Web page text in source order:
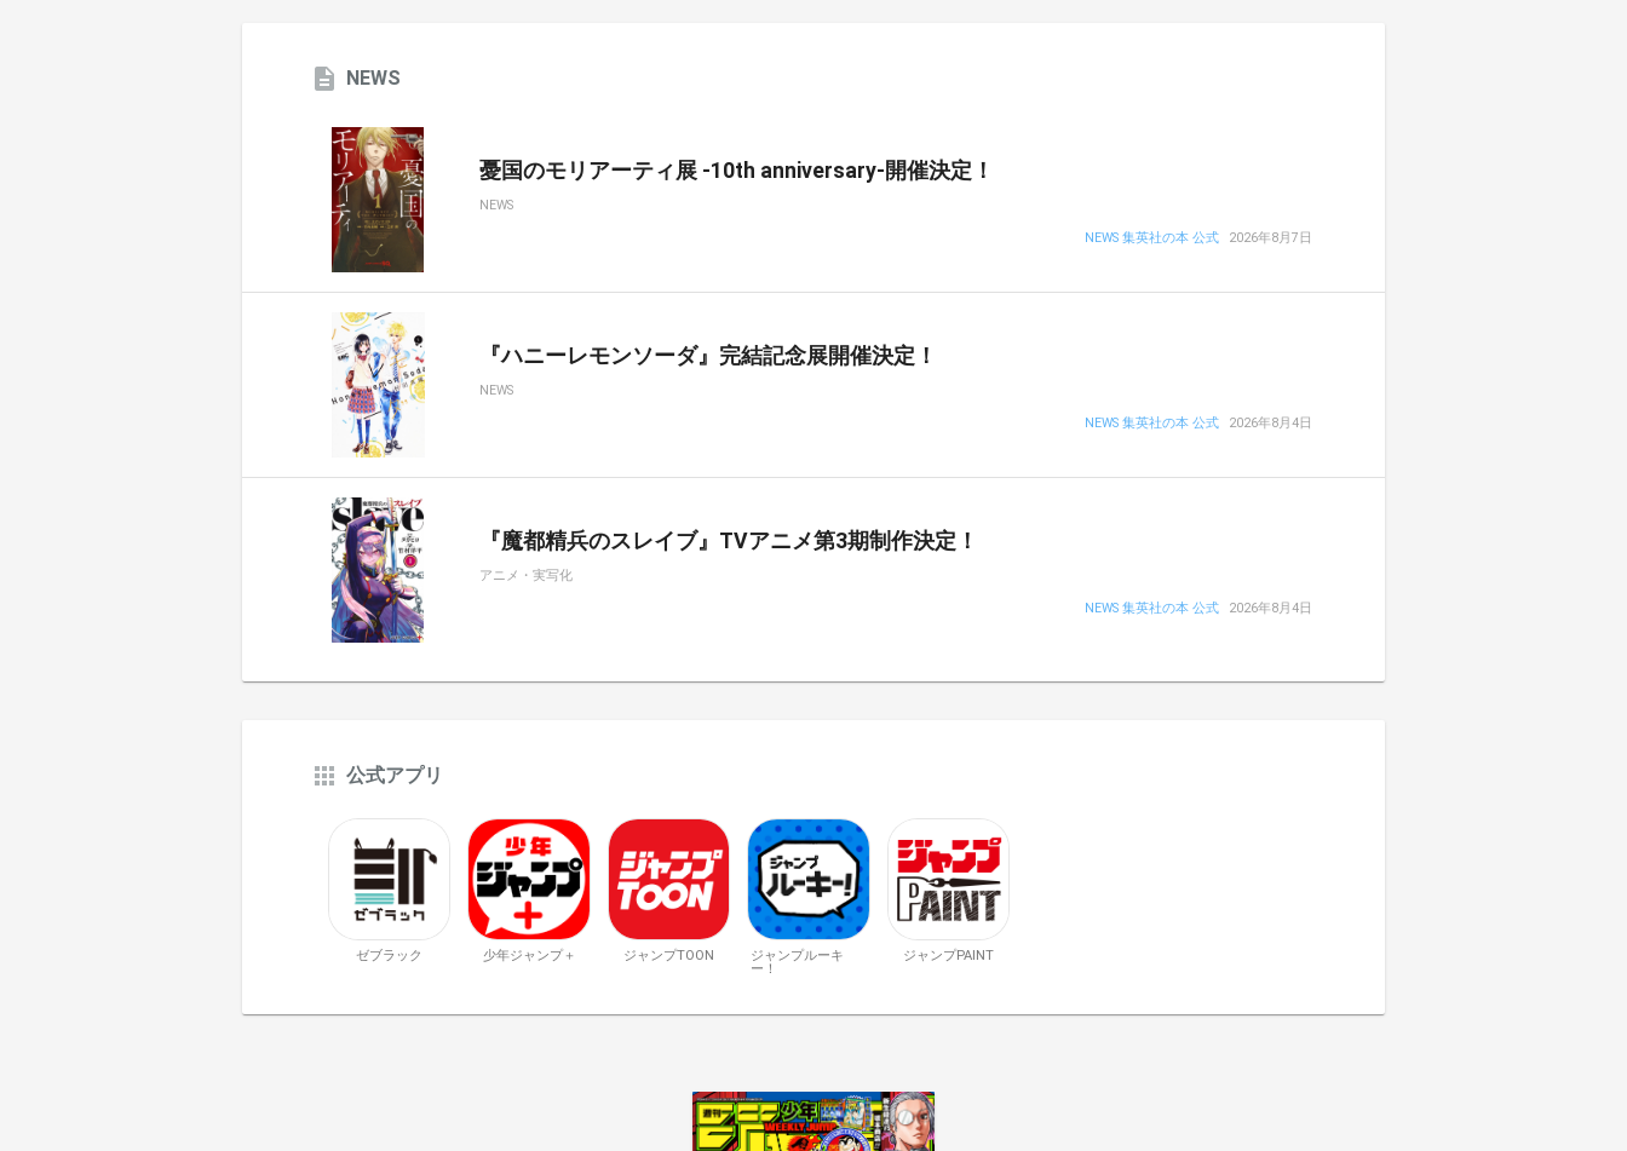
NEWS
憂国のモリアーティ展 -10th anniversary-開催決定！
NEWS
NEWS 集英社の本 公式 2026年8月7日
『ハニーレモンソーダ』完結記念展開催決定！
NEWS
NEWS 集英社の本 公式 2026年8月4日
『魔都精兵のスレイブ』TVアニメ第3期制作決定！
アニメ・実写化
NEWS 集英社の本 公式 2026年8月4日
公式アプリ
ゼブラック 少年ジャンプ＋ ジャンプTOON
ジャンプルーキ
ー！
ジャンプPAINT